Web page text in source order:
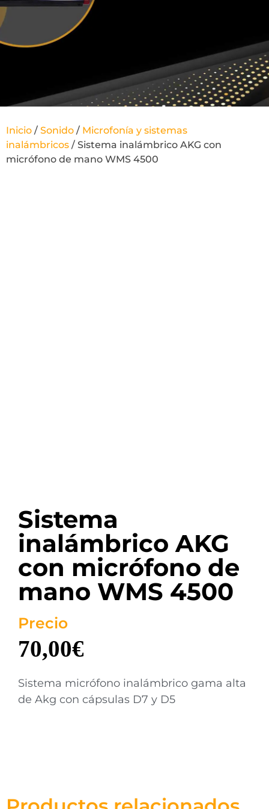
Inicio / Sonido / Microfonía y sistemas
inalámbricos / Sistema inalámbrico AKG con
micrófono de mano WMS 4500
Sistema
inalámbrico AKG
con micrófono de
mano WMS 4500
Precio
70,00€
Sistema micrófono inalámbrico gama alta
de Akg con cápsulas D7 y D5